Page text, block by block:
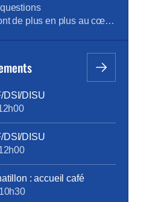
programme carbone
du 24 octobre 2023
de plus en plus au cœur
mentionné Mr JF
« Lancement du
DSI/DISU
DSI/DISU
: accueil café
10h30